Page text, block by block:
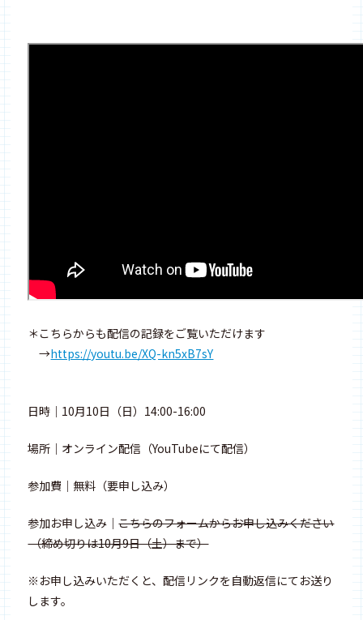
＊こちらからも配信の記録をご覧いただけます
→https://youtu.be/XQ-kn5xB7sY
日時｜10月10日（日）14:00-16:00
場所｜オンライン配信（YouTubeにて配信）
参加費｜無料（要申し込み）
参加お申し込み｜こちらのフォームからお申し込みください
（締め切りは10月9日（土）まで）
※お申し込みいただくと、配信リンクを自動返信にてお送り
します。